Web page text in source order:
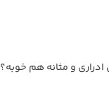
و مثانه هم خوبه؟